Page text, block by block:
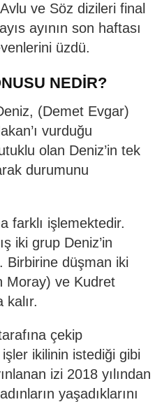
ve Söz dizileri final
ayının son haftası
üzdü.
NEDİR?
(Demet Evgar)
vurduğu
olan Deniz’in tek
durumunu
farklı işlemektedir.
iki grup Deniz’in
Birbirine düşman iki
Moray) ve Kudret
kalır.
çekip
ikilinin istediği gibi
izi 2018 yılından
yaşadıklarını